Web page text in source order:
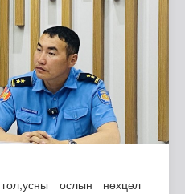
ослын нөхцөл